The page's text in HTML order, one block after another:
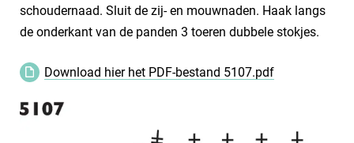
schoudernaad. Sluit de zij- en mouwnaden. Haak langs
de onderkant van de panden 3 toeren dubbele stokjes.
Download hier het PDF-bestand 5107.pdf